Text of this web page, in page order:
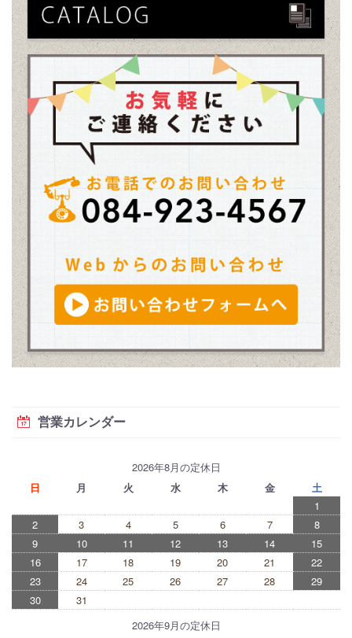
営業カレンダー
2026年8月の定休日
日
月 火 水 木 金
土
1
2
3 4 5 6 7
8
9
10 11 12 13 14
15
16
17 18 19 20 21
22
23
24 25 26 27 28
29
30
31
2026年9月の定休日